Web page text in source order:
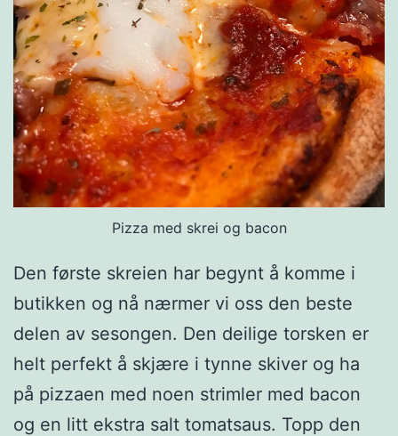
ø
l
s
e
Pizza med skrei og bacon
Den første skreien har begynt å komme i
butikken og nå nærmer vi oss den beste
delen av sesongen. Den deilige torsken er
helt perfekt å skjære i tynne skiver og ha
på pizzaen med noen strimler med bacon
og en litt ekstra salt tomatsaus. Topp den